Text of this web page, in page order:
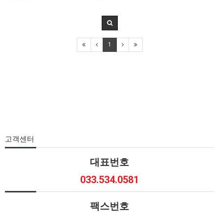
1
고객센터
대표번호
033.534.0581
팩스번호